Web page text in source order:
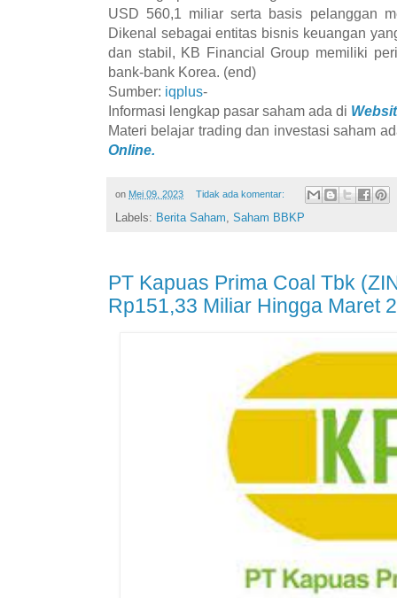
USD 560,1 miliar serta basis pelanggan
Dikenal sebagai entitas bisnis keuangan
dan stabil, KB Financial Group memiliki
bank-bank Korea. (end)
Sumber: iqplus-
Informasi lengkap pasar saham ada di
Materi belajar trading dan investasi saham
Online.
on Mei 09, 2023 Tidak ada komentar:
Labels: Berita Saham Saham BBKP
PT Kapuas Prima Coal Tbk
Rp151,33 Miliar Hingga Maret